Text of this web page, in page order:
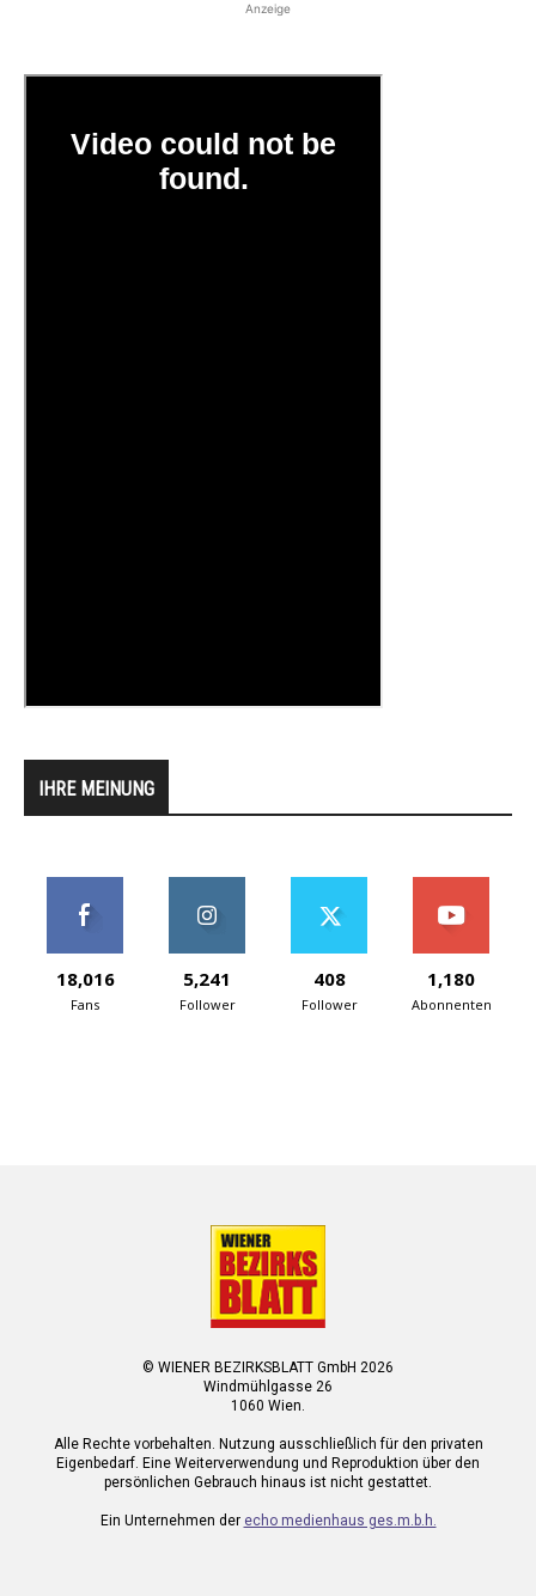
Anzeige
IHRE MEINUNG
18,016
Fans
5,241
Follower
408
Follower
1,180
Abonnenten
© WIENER BEZIRKSBLATT GmbH 2026
Windmühlgasse 26
1060 Wien.
Alle Rechte vorbehalten. Nutzung ausschließlich für den privaten
Eigenbedarf. Eine Weiterverwendung und Reproduktion über den
persönlichen Gebrauch hinaus ist nicht gestattet.
Ein Unternehmen der echo medienhaus ges.m.b.h.